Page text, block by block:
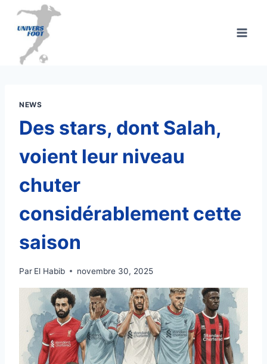
Aller
contenu
NEWS
Des stars, dont Salah,
voient leur niveau
chuter
considérablement cette
saison
Par El Habib novembre 30, 2025